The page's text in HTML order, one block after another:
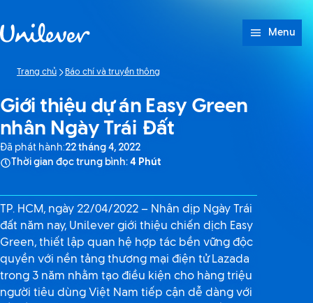
Menu
Trang chủ Báo chí và truyền thông
Giới thiệu dự án Easy Green
nhân Ngày Trái Đất
Đã phát hành:22 tháng 4, 2022
Thời gian đọc trung bình: 4 Phút
TP. HCM, ngày 22/04/2022 – Nhân dịp Ngày Trái
đất năm nay, Unilever giới thiệu chiến dịch Easy
Green, thiết lập quan hệ hợp tác bền vững độc
quyền với nền tảng thương mại điện tử Lazada
trong 3 năm nhằm tạo điều kiện cho hàng triệu
người tiêu dùng Việt Nam tiếp cận dễ dàng với